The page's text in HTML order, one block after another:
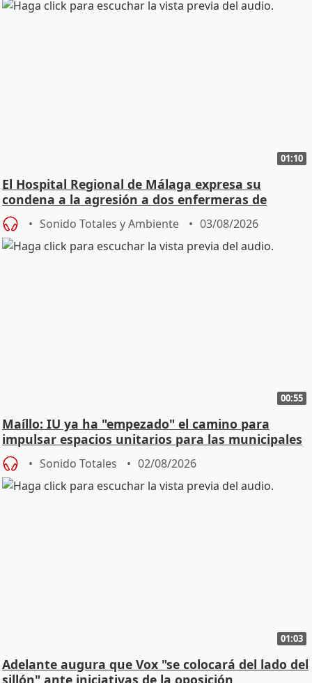
01:10
El Hospital Regional de Málaga expresa su
condena a la agresión a dos enfermeras de
Urgencias
Sonido Totales y Ambiente 03/08/2026
00:55
Maíllo: IU ya ha "empezado" el camino para
impulsar espacios unitarios para las municipales
Sonido Totales 02/08/2026
01:03
Adelante augura que Vox "se colocará del lado del
sillón" ante iniciativas de la oposición